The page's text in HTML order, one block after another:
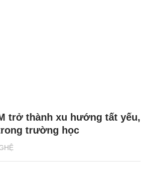
trở thành xu hướng tất yếu,
trường học